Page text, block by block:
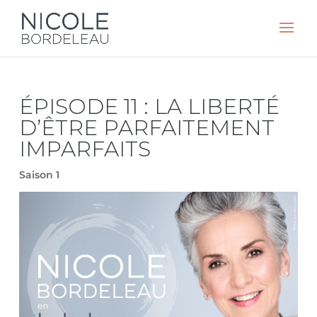
ÉPISODE 11 : LA LIBERTÉ
D’ÊTRE PARFAITEMENT
IMPARFAITS
Saison 1